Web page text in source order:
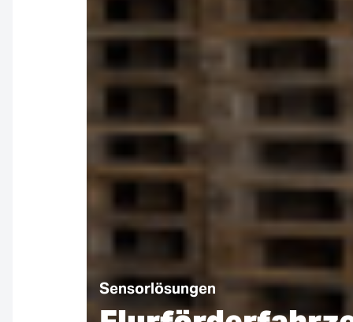
Sensorlösungen